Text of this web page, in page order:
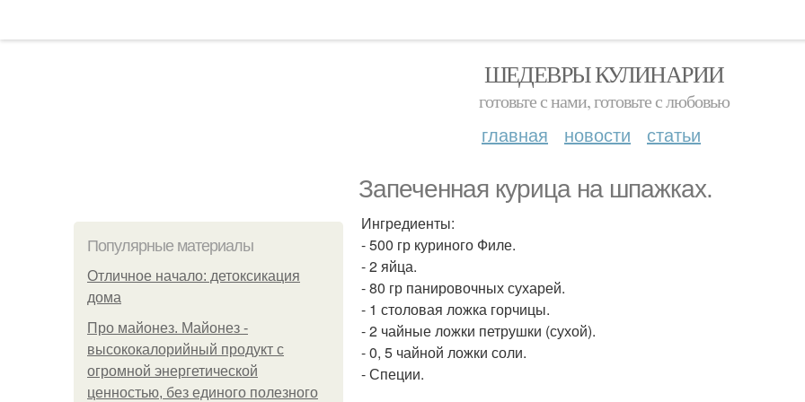
ШЕДЕВРЫ КУЛИНАРИИ
готовьте с нами, готовьте с любовью
главная новости статьи
Запеченная курица на шпажках.
Популярные материалы
Отличное начало: детоксикация
дома
Про майонез. Майонез -
высококалорийный продукт с
огромной энергетической
ценностью, без единого полезного
Ингредиенты:
- 500 гр куриного Филе.
- 2 яйца.
- 80 гр панировочных сухарей.
- 1 столовая ложка горчицы.
- 2 чайные ложки петрушки (сухой).
- 0, 5 чайной ложки соли.
- Специи.